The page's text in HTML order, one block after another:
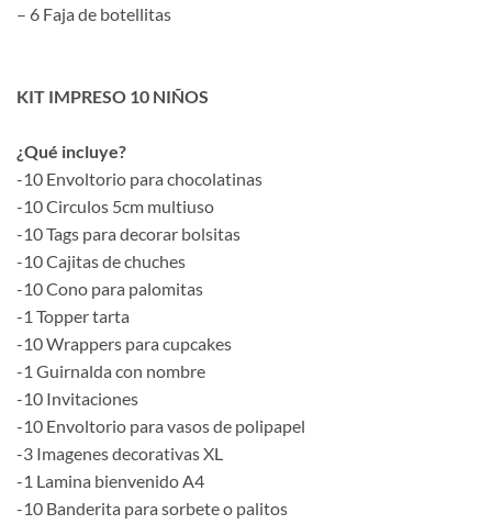
– 6 Faja de botellitas
KIT IMPRESO 10 NIÑOS
¿Qué incluye?
-10 Envoltorio para chocolatinas
-10 Circulos 5cm multiuso
-10 Tags para decorar bolsitas
-10 Cajitas de chuches
-10 Cono para palomitas
-1 Topper tarta
-10 Wrappers para cupcakes
-1 Guirnalda con nombre
-10 Invitaciones
-10 Envoltorio para vasos de polipapel
-3 Imagenes decorativas XL
-1 Lamina bienvenido A4
-10 Banderita para sorbete o palitos